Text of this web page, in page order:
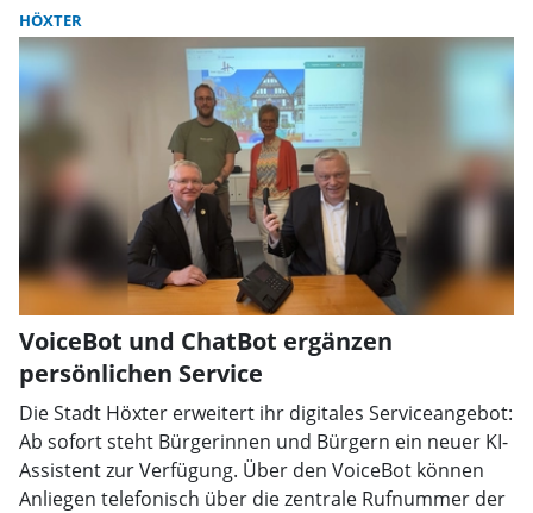
Diözesanmuseums Paderborn, laden zu einer „Stunde
in der Himmelsstadt“ ein.
HÖXTER
VoiceBot und ChatBot ergänzen
persönlichen Service
Die Stadt Höxter erweitert ihr digitales Serviceangebot:
Ab sofort steht Bürgerinnen und Bürgern ein neuer KI-
Assistent zur Verfügung. Über den VoiceBot können
Anliegen telefonisch über die zentrale Rufnummer der